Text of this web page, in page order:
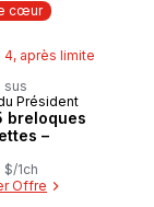
cœur
4, après limite
sus
cœur
Président
breloques
–
$/1ch
Offre